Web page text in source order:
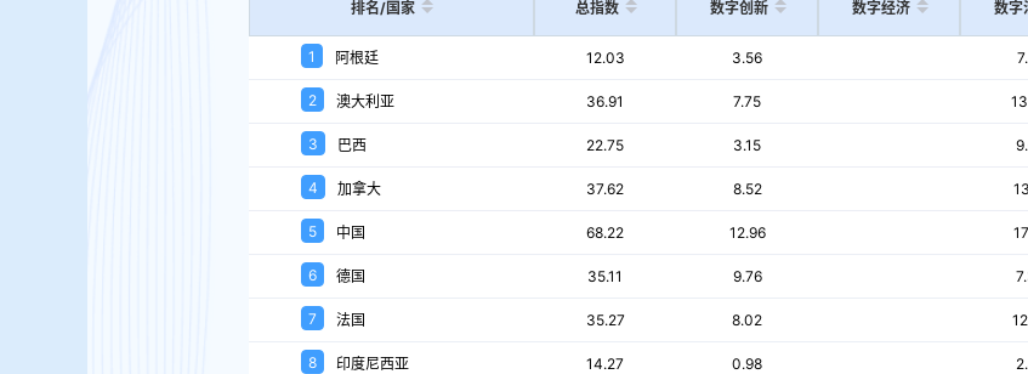
排名/国家 总指数 数字创新 数字经济 数字
1 阿根廷 12.03 3.56
2 澳大利亚 36.91 7.75
3 巴西 22.75 3.15
4 加拿大 37.62 8.52
5 中国 68.22 12.96
6 德国 35.11 9.76
7 法国 35.27 8.02
8 印度尼西亚 14.27 0.98